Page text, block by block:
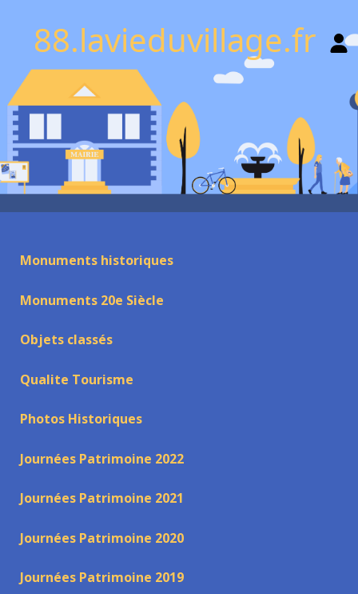
88.lavieduvillage.fr
Monuments historiques
Monuments 20e Siècle
Objets classés
Qualite Tourisme
Photos Historiques
Journées Patrimoine 2022
Journées Patrimoine 2021
Journées Patrimoine 2020
Journées Patrimoine 2019